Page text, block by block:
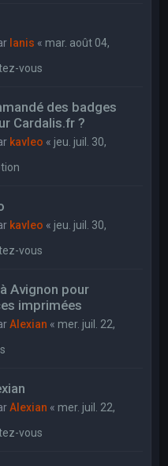
Ianis « mar. août 04,
vous
des badges
Cardalis.fr ?
kavleo « jeu. juil. 30,
kavleo « jeu. juil. 30,
vous
Avignon pour
imprimées
Alexian « mer. juil. 22,
Alexian « mer. juil. 22,
vous